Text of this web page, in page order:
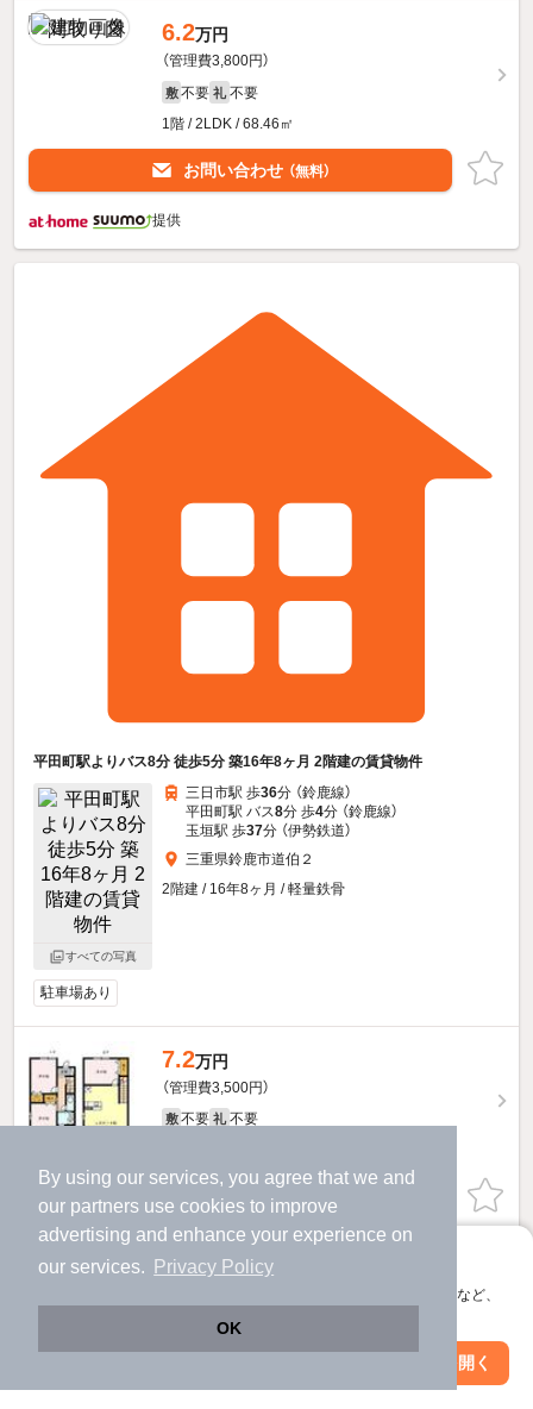
By using our services, you agree that we and
our partners use cookies to improve
advertising and enhance your experience on
our services.
Privacy Policy
OK
アプリに切り替えて、サクサクお部屋探し
会員登録なしですぐ使える。マップ検索やお気に入り保存など、
アプリを開く
6.2万円
（管理費3,800円）
敷 不要 礼 不要
1階 / 2LDK / 68.46㎡
お問い合わせ （無料）
提供
平田町駅よりバス8分 徒歩5分 築16年8ヶ月 2階建の賃貸物件
すべての写真
三日市駅 歩36分 （鈴鹿線）
平田町駅 バス8分 歩4分 （鈴鹿線）
玉垣駅 歩37分 （伊勢鉄道）
三重県鈴鹿市道伯２
2階建 / 16年8ヶ月 / 軽量鉄骨
駐車場あり
7.2万円
（管理費3,500円）
敷 不要 礼 不要
お問い合わせ
提供
絞り込み条件を変更